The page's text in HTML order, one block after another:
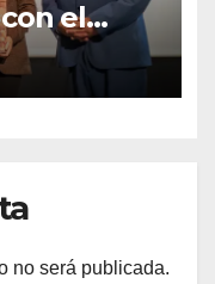
el
2026
no será publicada.